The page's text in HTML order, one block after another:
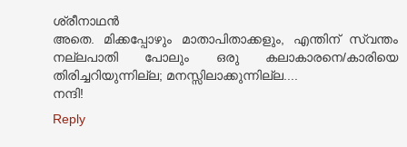
ശ്രീനാഥൻ
അതെ. മിക്കപ്പോഴും മാതാപിതാക്കളും, എന്തിന് സ്വന്തം
നല്ലപാതി പോലും ഒരു കലാകാരനെ/കാരിയെ
തിരിച്ചറിയുന്നില്ല; മനസ്സിലാക്കുന്നില്ല....
നന്ദി!
Reply